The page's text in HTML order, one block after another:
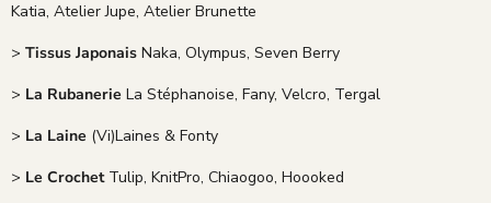
Katia, Atelier Jupe, Atelier Brunette
> Tissus Japonais Naka, Olympus, Seven Berry
> La Rubanerie La Stéphanoise, Fany, Velcro, Tergal
> La Laine (Vi)Laines & Fonty
> Le CrochetTulip, KnitPro, Chiaogoo, Hoooked